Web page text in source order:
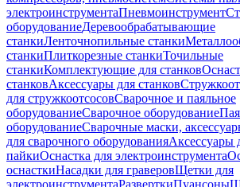
электроинструментаПневмоинструмент
оборудованиеДеревообрабатывающие
станкиЛенточнопильные станки
станкиПлиткорезные станкиТочильные
станкиКомплектующие для станков
станковАксессуары для станков
для стружкоотсосовСварочное и паяльное
оборудованиеСварочное оборудование
оборудованиеСварочные маски,
для сварочного оборудованияАксессуары
пайкиОснастка для электроинструмента
оснасткиНасадки для граверовЩетки для
электроинструментаРазверткиПуансоны